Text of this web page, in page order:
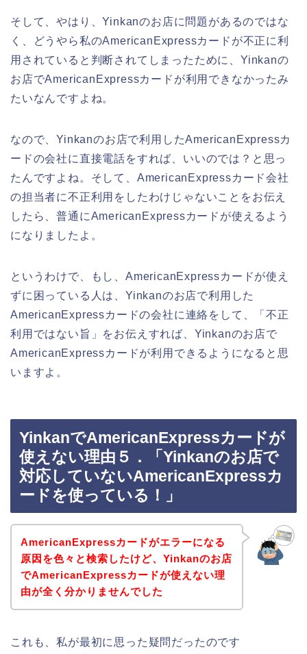
そして、やはり、Yinkanのお店に問題があるのではな
く、どうやら私のAmericanExpressカードが不正に利
用されていると判断されてしまったために、Yinkanの
お店でAmericanExpressカードが利用できなかったみ
たいなんですよね。
なので、Yinkanのお店で利用したAmericanExpressカ
ードの会社に直接電話をすれば、いいのでは？と思っ
たんですよね。そして、AmericanExpressカード会社
の担当者に不正利用をしたわけじゃないことをお伝え
したら、普通にAmericanExpressカードが使えるよう
になりましたよ。
というわけで、もし、AmericanExpressカードが使え
ずに困っている人は、Yinkanのお店で利用した
AmericanExpressカードの会社に連絡をして、「不正
利用ではない旨」をお伝えすれば、Yinkanのお店で
AmericanExpressカードが利用できるようになると思
いますよ。
YinkanでAmericanExpressカードが
使えない理由５．「Yinkanのお店で
対応していないAmericanExpressカ
ードを使っている！」
AmericanExpressカードがエラーになる
原因を色々と検索したけど、Yinkanのお店
でAmericanExpressカードが使えない理
由が全く分かりませんでした
これも、私が最初に思った疑問だったのです